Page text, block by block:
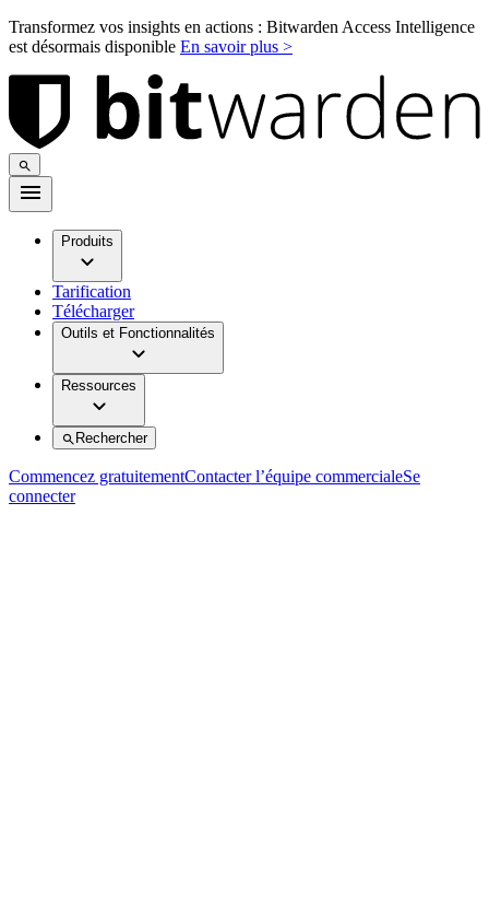
Transformez vos insights en actions : Bitwarden Access Intelligence
est désormais disponible En savoir plus >
Produits
Tarification
Télécharger
Outils et Fonctionnalités
Ressources
Rechercher
Commencez gratuitementContacter l’équipe commercialeSe
connecter